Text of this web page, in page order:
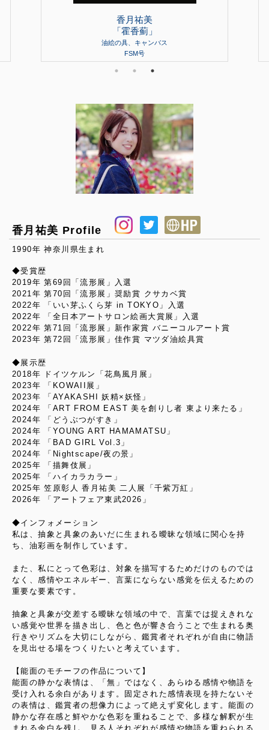
香月祐美
「霍香薊」
油絵の具、キャンバス
FSM号
香月祐美 Profile
1990年 神奈川県生まれ
◆受賞歴
2019年 第69回「流形展」入選
2021年 第70回「流形展」奨励賞 クサカベ賞
2022年 「いい芽ふくら芽 in TOKYO」入選
2022年 「全日本アートサロン絵画大賞展」入選
2022年 第71回「流形展」新作家賞 バニーコルアート賞
2023年 第72回「流形展」佳作賞 マツダ油絵具賞
◆展示歴
2018年 ドイツケルン「花鳥風月展」
2023年 「KOWAII展」
2023年 「AYAKASHI 妖精×妖怪」
2024年 「ART FROM EAST 美を創りし者 東より来たる」
2024年 「どうぶつがすき」
2024年 「YOUNG ART HAMAMATSU」
2024年 「BAD GIRL Vol.3」
2024年 「Nightscape/夜の景」
2025年 「描舞伎展」
2025年 「ハイカラカラー」
2025年 笠原彰人 香月祐美 二人展「千紫万紅」
2026年 「アートフェア東武2026」
◆インフォメーション
私は、抽象と具象のあいだに生まれる曖昧な領域に関心を持
ち、油彩画を制作しています。
また、私にとって色彩は、対象を描写するためだけのものでは
なく、感情やエネルギー、言葉にならない感覚を伝えるための
重要な要素です。
抽象と具象が交差する曖昧な領域の中で、言葉では捉えきれな
い感覚や世界を描き出し、色と色が響き合うことで生まれる奥
行きやリズムを大切にしながら、鑑賞者それぞれが自由に物語
を見出せる場をつくりたいと考えています。
【能面のモチーフの作品について】
能面の静かな表情は、「無」ではなく、あらゆる感情や物語を
受け入れる余白があります。固定された感情表現を持たないそ
の表情は、鑑賞者の想像力によって絶えず変化します。能面の
静かな存在感と鮮やかな色彩を重ねることで、多様な解釈が生
まれる余白を残し、見る人それぞれが感情や物語を重ねられる